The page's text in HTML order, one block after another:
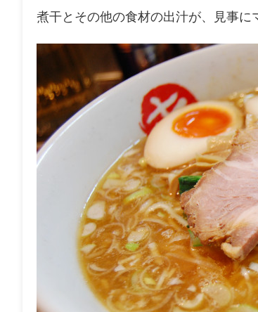
煮干とその他の食材の出汁が、見事に